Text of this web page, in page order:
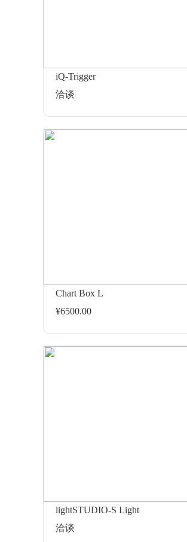
iQ-Trigger
洽谈
Chart Box L
¥6500.00
lightSTUDIO-S Light
洽谈